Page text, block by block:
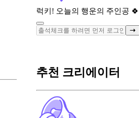
럭키! 오늘의 행운의 주인공 🍀
추천 크리에이터